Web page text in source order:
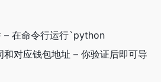
– 在命令行运行`python
对应钱包地址 – 你验证后即可导